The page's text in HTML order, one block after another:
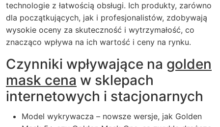
technologie z łatwością obsługi. Ich produkty, zarówno
dla początkujących, jak i profesjonalistów, zdobywają
wysokie oceny za skuteczność i wytrzymałość, co
znacząco wpływa na ich wartość i ceny na rynku.
Czynniki wpływające na golden
mask cena w sklepach
internetowych i stacjonarnych
Model wykrywacza – nowsze wersje, jak Golden